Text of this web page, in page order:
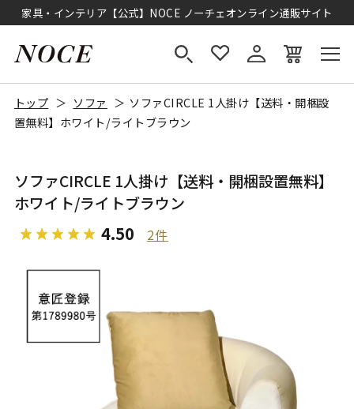
家具・インテリア【公式】NOCE ノーチェオンライン通販サイト
トップ ソファ
ソファCIRCLE 1人掛け【送料・開梱設
置無料】ホワイト/ライトブラウン
ソファCIRCLE 1人掛け【送料・開梱設置無料】
ホワイト/ライトブラウン
4.50 2件